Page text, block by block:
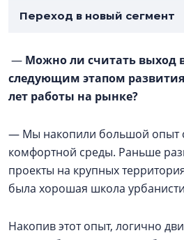
Переход в новый сегмент
— Можно ли считать выход
следующим этапом
лет работы на рынке?
— Мы накопили большой опыт
комфортной среды. Раньше
проекты на крупных
была хорошая школа
Накопив этот опыт, логично